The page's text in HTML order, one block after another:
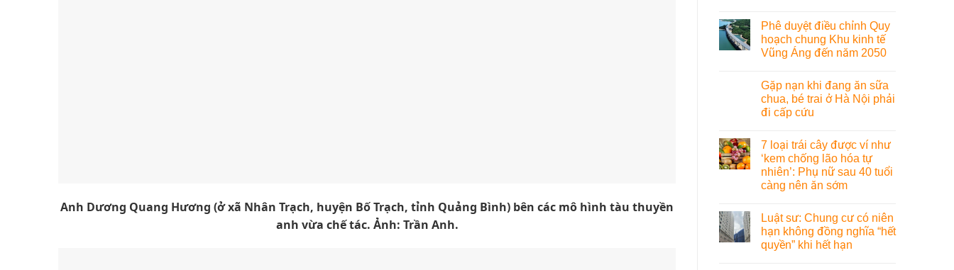
Anh Dương Quang Hương (ở xã Nhân Trạch, huyện Bố Trạch, tỉnh Quảng Bình) bên các mô hình tàu thuyền
anh vừa chế tác. Ảnh: Trần Anh.
Phê duyệt điều chỉnh Quy
hoạch chung Khu kinh tế
Vũng Áng đến năm 2050
Gặp nạn khi đang ăn sữa
chua, bé trai ở Hà Nội phải
đi cấp cứu
7 loại trái cây được ví như
‘kem chống lão hóa tự
nhiên’: Phụ nữ sau 40 tuổi
càng nên ăn sớm
Luật sư: Chung cư có niên
hạn không đồng nghĩa “hết
quyền” khi hết hạn